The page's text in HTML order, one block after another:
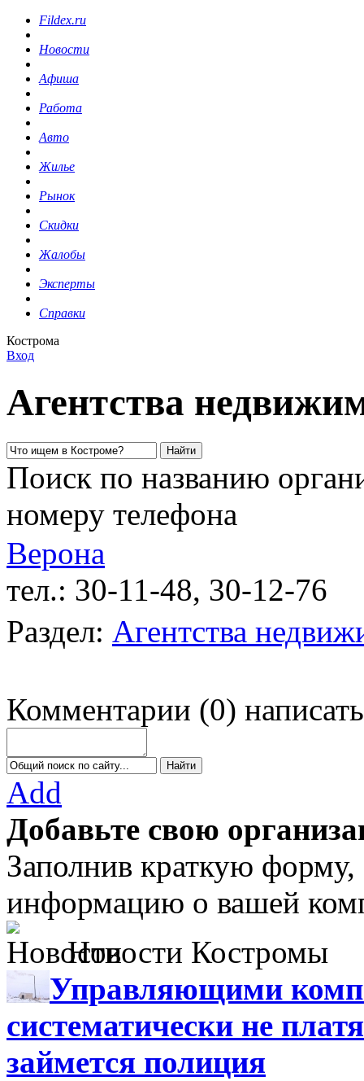
Fildex.ru
Новости
Афиша
Работа
Авто
Жилье
Рынок
Скидки
Жалобы
Эксперты
Справки
Кострома
Вход
Агентства
Поиск по названию
номеру телефона
Верона
тел.: 30-11-48, 30-12-76
Раздел: Агентства
Комментарии (0) написать
Add
Добавьте свою
Заполнив краткую
информацию о вашей
Новости Костромы
Управляющими
систематически не
займется полиция